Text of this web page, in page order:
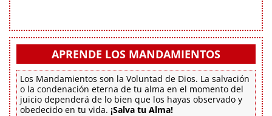
APRENDE LOS MANDAMIENTOS
Los Mandamientos son la Voluntad de Dios. La salvación
o la condenación eterna de tu alma en el momento del
juicio dependerá de lo bien que los hayas observado y
obedecido en tu vida. ¡Salva tu Alma!